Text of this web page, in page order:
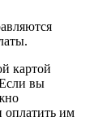
картой
вы
оплатить им